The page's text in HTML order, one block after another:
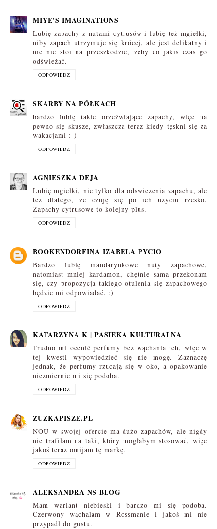
MIYE'S IMAGINATIONS
Lubię zapachy z nutami cytrusów i lubię też mgiełki,
niby zapach utrzymuje się krócej, ale jest delikatny i
nic nie stoi na przeszkodzie, żeby co jakiś czas go
odświeżać.
ODPOWIEDZ
SKARBY NA PÓŁKACH
bardzo lubię takie orzeźwiające zapachy, więc na
pewno się skusze, zwłaszcza teraz kiedy tęskni się za
wakacjami :-)
ODPOWIEDZ
AGNIESZKA DEJA
Lubię mgiełki, nie tylko dla odswiezenia zapachu, ale
też dlatego, że czuję się po ich użyciu rześko.
Zapachy cytrusowe to kolejny plus.
ODPOWIEDZ
BOOKENDORFINA IZABELA PYCIO
Bardzo lubię mandarynkowe nuty zapachowe,
natomiast mniej kardamon, chętnie sama przekonam
się, czy propozycja takiego otulenia się zapachowego
będzie mi odpowiadać. :)
ODPOWIEDZ
KATARZYNA K | PASIEKA KULTURALNA
Trudno mi ocenić perfumy bez wąchania ich, więc w
tej kwesti wypowiedzieć się nie mogę. Zaznaczę
jednak, że perfumy rzucają się w oko, a opakowanie
niezmiernie mi się podoba.
ODPOWIEDZ
ZUZKAPISZE.PL
NOU w swojej ofercie ma dużo zapachów, ale nigdy
nie trafiłam na taki, który mogłabym stosować, więc
jakoś teraz omijam tę markę.
ODPOWIEDZ
ALEKSANDRA NS BLOG
Mam wariant niebieski i bardzo mi się podoba.
Czerwony wąchalam w Rossmanie i jakoś mi nie
przypadł do gustu.